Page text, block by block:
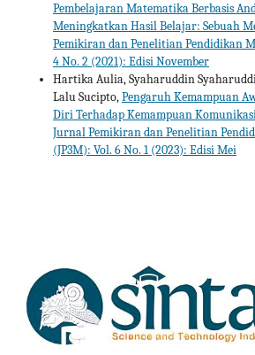
Pembelajaran Matematika Berbasis
Meningkatkan Hasil Belajar: Sebuah
Pemikiran dan Penelitian Pendidikan
4 No. 2 (2021): Edisi November
Hartika Aulia, Syaharuddin
Lalu Sucipto,Pengaruh Kemampuan
Diri Terhadap Kemampuan
Jurnal Pemikiran dan Penelitian
(JP3M): Vol. 6 No. 1 (2023): Edisi Mei